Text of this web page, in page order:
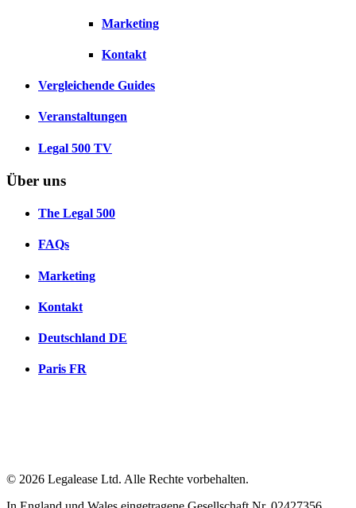
Marketing
Kontakt
Vergleichende Guides
Veranstaltungen
Legal 500 TV
Über uns
The Legal 500
FAQs
Marketing
Kontakt
Deutschland DE
Paris FR
© 2026 Legalease Ltd. Alle Rechte vorbehalten.